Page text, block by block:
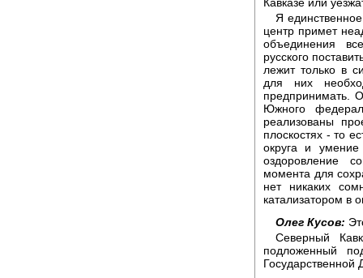
Я
центр примет
объединения
русского
лежит только в
для них
предпринимать.
Южного
реализованы
плоскостях - то
округа и
оздоровление
момента для
нет никаких
катализатором в
Олег Кусов:
Северный
подложенный
Государственной